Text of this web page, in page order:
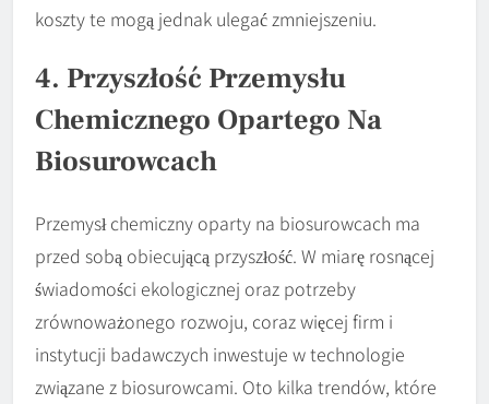
koszty te mogą jednak ulegać zmniejszeniu.
4. Przyszłość Przemysłu
Chemicznego Opartego Na
Biosurowcach
Przemysł chemiczny oparty na biosurowcach ma
przed sobą obiecującą przyszłość. W miarę rosnącej
świadomości ekologicznej oraz potrzeby
zrównoważonego rozwoju, coraz więcej firm i
instytucji badawczych inwestuje w technologie
związane z biosurowcami. Oto kilka trendów, które